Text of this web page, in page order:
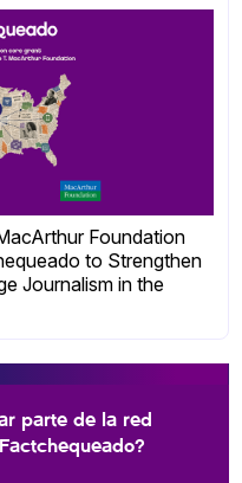
Foundation
to Strengthen
Journalism in the
parte de la red